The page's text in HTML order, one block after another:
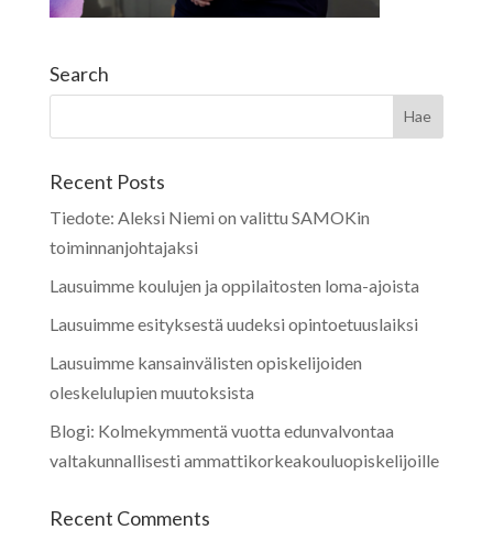
Search
Recent Posts
Tiedote: Aleksi Niemi on valittu SAMOKin
toiminnanjohtajaksi
Lausuimme koulujen ja oppilaitosten loma-ajoista
Lausuimme esityksestä uudeksi opintoetuuslaiksi
Lausuimme kansainvälisten opiskelijoiden
oleskelulupien muutoksista
Blogi: Kolmekymmentä vuotta edunvalvontaa
valtakunnallisesti ammattikorkeakouluopiskelijoille
Recent Comments